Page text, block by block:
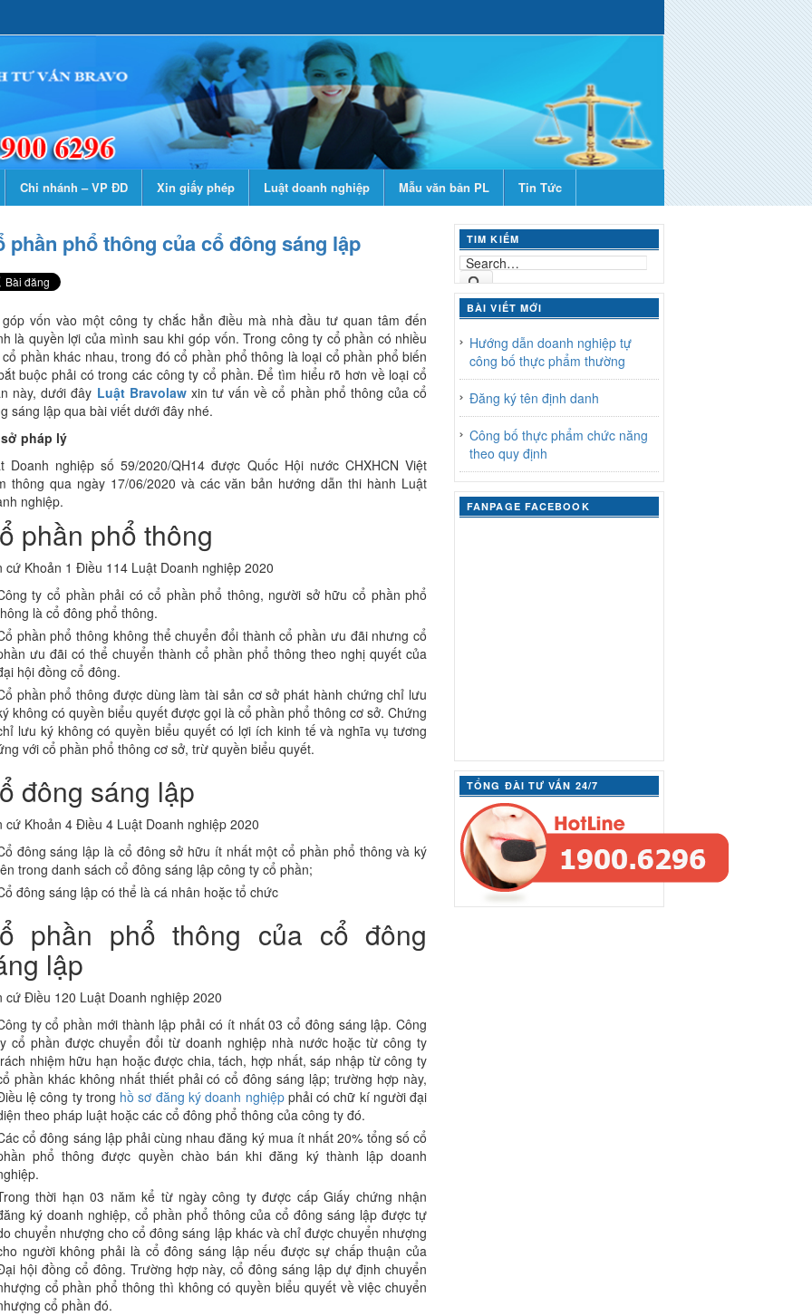
Chi nhánh – VP ĐD Xin giấy phép Luật doanh nghiệp Mẫu văn bản PL Tin Tức
phần phổ thông của cổ đông sáng lập
góp vốn vào một công ty chắc hẳn điều mà nhà đầu tư quan tâm đến
là quyền lợi của mình sau khi góp vốn. Trong công ty cổ phần có nhiều
cổ phần khác nhau, trong đó cổ phần phổ thông là loại cổ phần phổ biến
buộc phải có trong các công ty cổ phần. Để tìm hiểu rõ hơn về loại cổ
này, dưới đây Luật Bravolawxin tư vấn về cổ phần phổ thông của cổ
sáng lập qua bài viết dưới đây nhé.
pháp lý
Doanh nghiệp số 59/2020/QH14 được Quốc Hội nước CHXHCN Việt
thông qua ngày 17/06/2020 và các văn bản hướng dẫn thi hành Luật
nghiệp.
phần phổ thông
cứ Khoản 1 Điều 114 Luật Doanh nghiệp 2020
ty cổ phần phải có cổ phần phổ thông, người sở hữu cổ phần phổ
là cổ đông phổ thông.
phần phổ thông không thể chuyển đổi thành cổ phần ưu đãi nhưng cổ
ưu đãi có thể chuyển thành cổ phần phổ thông theo nghị quyết của
hội đồng cổ đông.
phần phổ thông được dùng làm tài sản cơ sở phát hành chứng chỉ lưu
không có quyền biểu quyết được gọi là cổ phần phổ thông cơ sở. Chứng
lưu ký không có quyền biểu quyết có lợi ích kinh tế và nghĩa vụ tương
với cổ phần phổ thông cơ sở, trừ quyền biểu quyết.
đông sáng lập
cứ Khoản 4 Điều 4 Luật Doanh nghiệp 2020
đông sáng lập là cổ đông sở hữu ít nhất một cổ phần phổ thông và ký
trong danh sách cổ đông sáng lập công ty cổ phần;
đông sáng lập có thể là cá nhân hoặc tổ chức
phần phổ thông của cổ đông
lập
cứ Điều 120 Luật Doanh nghiệp 2020
ty cổ phần mới thành lập phải có ít nhất 03 cổ đông sáng lập. Công
cổ phần được chuyển đổi từ doanh nghiệp nhà nước hoặc từ công ty
nhiệm hữu hạn hoặc được chia, tách, hợp nhất, sáp nhập từ công ty
phần khác không nhất thiết phải có cổ đông sáng lập; trường hợp này,
lệ công ty trong hồ sơ đăng ký doanh nghiệpphải có chữ kí người đại
theo pháp luật hoặc các cổ đông phổ thông của công ty đó.
cổ đông sáng lập phải cùng nhau đăng ký mua ít nhất 20% tổng số cổ
phổ thông được quyền chào bán khi đăng ký thành lập doanh
thời hạn 03 năm kể từ ngày công ty được cấp Giấy chứng nhận
ký doanh nghiệp, cổ phần phổ thông của cổ đông sáng lập được tự
chuyển nhượng cho cổ đông sáng lập khác và chỉ được chuyển nhượng
người không phải là cổ đông sáng lập nếu được sự chấp thuận của
hội đồng cổ đông. Trường hợp này, cổ đông sáng lập dự định chuyển
cổ phần phổ thông thì không có quyền biểu quyết về việc chuyển
cổ phần đó.
TIM KIẾM
BÀI VIẾT MỚI
Hướng dẫn doanh nghiệp tự
công bố thực phẩm thường
Đăng ký tên định danh
Công bố thực phẩm chức năng
theo quy định
FANPAGE FACEBOOK
TỔNG ĐÀI TƯ VẤN 24/7